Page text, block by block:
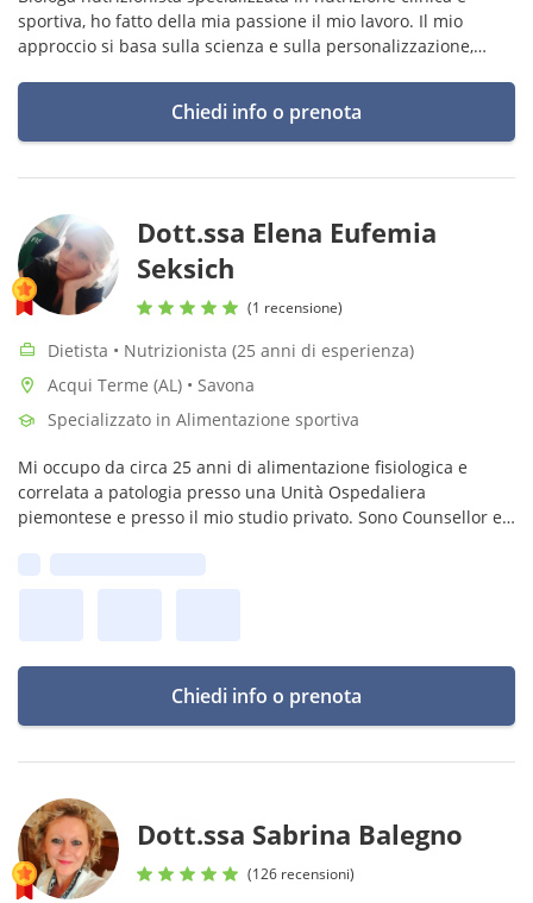
sportiva, ho fatto della mia passione il mio lavoro. Il mio
approccio si basa sulla scienza e sulla personalizzazione,
Chiedi info o prenota
Dott.ssa Elena Eufemia
Seksich
(1 recensione)
Dietista • Nutrizionista (25 anni di esperienza)
Acqui Terme (AL) • Savona
Specializzato in Alimentazione sportiva
Mi occupo da circa 25 anni di alimentazione fisiologica e
correlata a patologia presso una Unità Ospedaliera
piemontese e presso il mio studio privato. Sono Counsellor e
Chiedi info o prenota
Dott.ssa Sabrina Balegno
(126 recensioni)